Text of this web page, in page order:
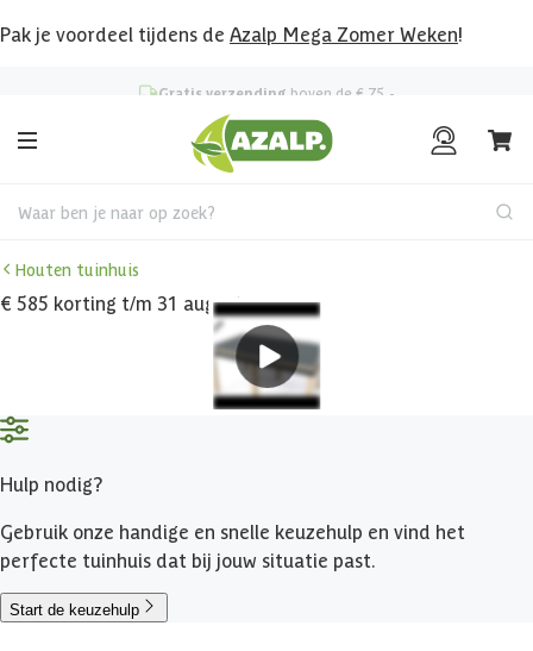
Pak je voordeel tijdens de Azalp Mega Zomer Weken!
Waar ben je naar op zoek?
Houten tuinhuis
€ 585 korting t/m 31 augustus
Hulp nodig?
Gebruik onze handige en snelle keuzehulp en vind het
perfecte tuinhuis dat bij jouw situatie past.
Start de keuzehulp